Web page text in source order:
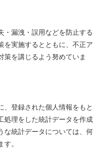
・漏洩・誤用などを防止する
を実施するとともに、不正ア
策を講じるよう努めていま
、登録された個人情報をもと
処理をした統計データを作成
な統計データについては、何
。